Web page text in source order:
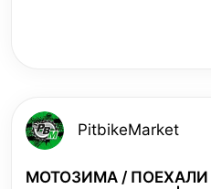
PitbikeMarket
МОТОЗИМА /